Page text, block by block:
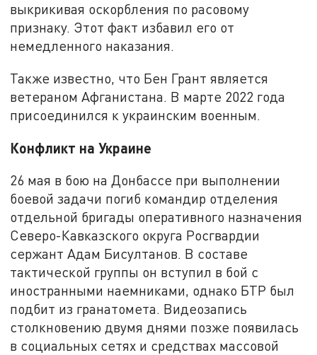
выкрикивая оскорбления по расовому
признаку. Этот факт избавил его от
немедленного наказания.
Также известно, что Бен Грант является
ветераном Афганистана. В марте 2022 года
присоединился к украинским военным.
Конфликт на Украине
26 мая в бою на Донбассе при выполнении
боевой задачи погиб командир отделения
отдельной бригады оперативного назначения
Северо-Кавказского округа Росгвардии
сержант Адам Бисултанов. В составе
тактической группы он вступил в бой с
иностранными наемниками, однако БТР был
подбит из гранатомета. Видеозапись
столкновению двумя днями позже появилась
в социальных сетях и средствах массовой